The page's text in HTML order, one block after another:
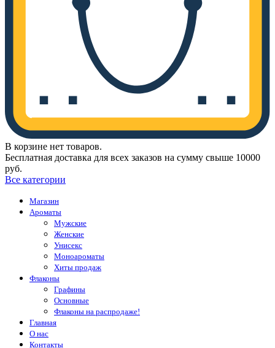
В корзине нет товаров.
Бесплатная доставка для всех заказов на сумму свыше 10000
руб.
Все категории
Магазин
Ароматы
Мужские
Женские
Унисекс
Моноароматы
Хиты продаж
Флаконы
Графины
Основные
Флаконы на распродаже!
Главная
О нас
Контакты